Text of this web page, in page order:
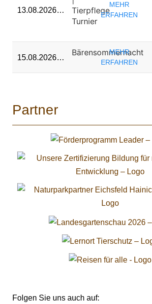
13.08.2026…
Tierpflege
Turnier
MEHR
ERFAHREN
15.08.2026… Bärensommernacht
MEHR
ERFAHREN
Partner
Folgen Sie uns auch auf: